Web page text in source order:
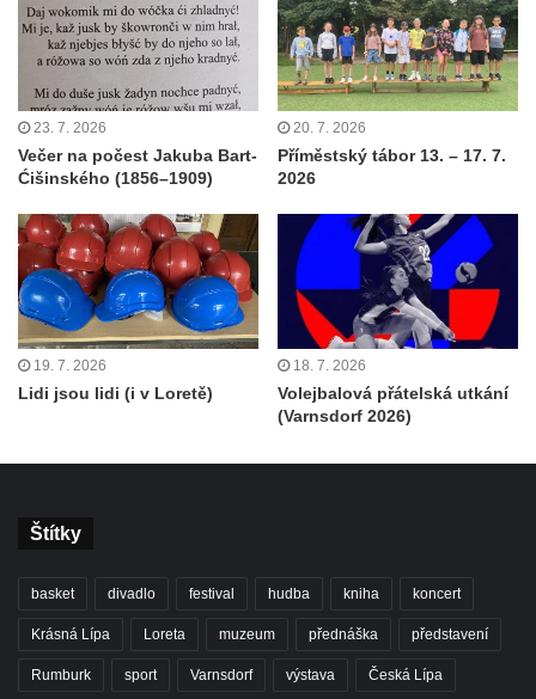
23. 7. 2026
Večer na počest Jakuba Bart-
Ćišinského (1856–1909)
20. 7. 2026
Příměstský tábor 13. – 17. 7.
2026
19. 7. 2026
Lidi jsou lidi (i v Loretě)
18. 7. 2026
Volejbalová přátelská utkání
(Varnsdorf 2026)
Štítky
basket divadlo festival hudba kniha koncert
Krásná Lípa Loreta muzeum přednáška představení
Rumburk sport Varnsdorf výstava Česká Lípa